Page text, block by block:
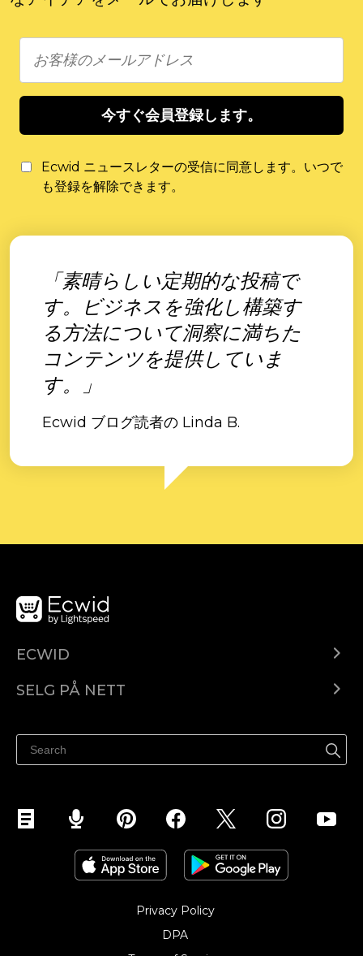
今すぐ会員登録します。
Ecwid ニュースレターの受信に同意します。いつで
も登録を解除できます。
「素晴らしい定期的な投稿で
す。ビジネスを強化し構築す
る方法について洞察に満ちた
コンテンツを提供していま
す。」
Ecwid ブログ読者の Linda B.
ECWID
Pris
SELG PÅ NETT
Selg på Facebook
Selg på Instagram
Privacy Policy
DPA